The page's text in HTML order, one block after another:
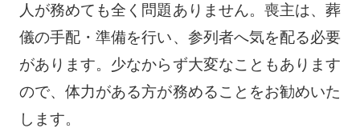
人が務めても全く問題ありません。喪主は、葬
儀の手配・準備を行い、参列者へ気を配る必要
があります。少なからず大変なこともあります
ので、体力がある方が務めることをお勧めいた
します。